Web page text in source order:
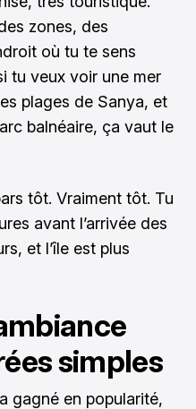
zones, des
où tu te sens
tu veux voir une mer
plages de Sanya, et
balnéaire, ça vaut le
tôt. Vraiment tôt. Tu
avant l’arrivée des
et l’île est plus
simples
gagné en popularité,